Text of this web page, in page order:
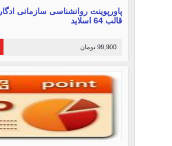
پاورپوینت روانشناسی سازمانی
قالب 64 اسلاید
99,900 تومان